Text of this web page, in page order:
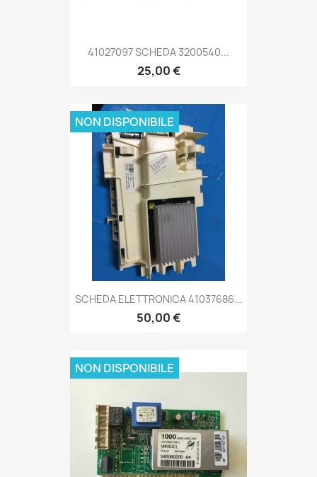
41027097 SCHEDA 3200540...
25,00 €
SCHEDA ELETTRONICA 41037686...
50,00 €
NON DISPONIBILE
NON DISPONIBILE